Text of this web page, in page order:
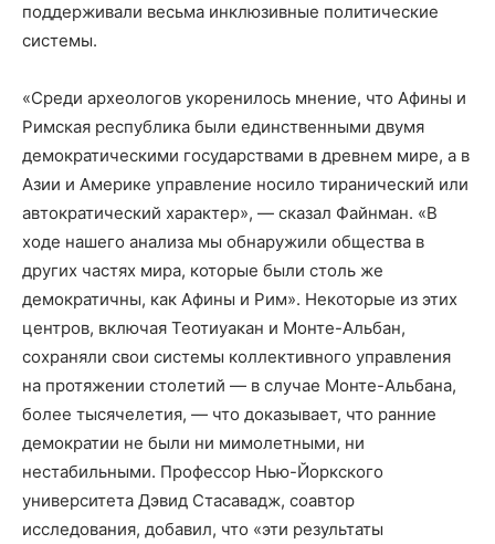
поддерживали весьма инклюзивные политические
системы.
«Среди археологов укоренилось мнение, что Афины и
Римская республика были единственными двумя
демократическими государствами в древнем мире, а в
Азии и Америке управление носило тиранический или
автократический характер», — сказал Файнман. «В
ходе нашего анализа мы обнаружили общества в
других частях мира, которые были столь же
демократичны, как Афины и Рим». Некоторые из этих
центров, включая Теотиуакан и Монте-Альбан,
сохраняли свои системы коллективного управления
на протяжении столетий — в случае Монте-Альбана,
более тысячелетия, — что доказывает, что ранние
демократии не были ни мимолетными, ни
нестабильными. Профессор Нью-Йоркского
университета Дэвид Стасавадж, соавтор
исследования, добавил, что «эти результаты